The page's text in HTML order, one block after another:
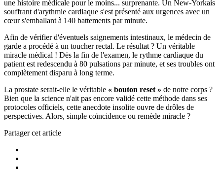
une histoire médicale pour le moins... surprenante. Un New-Yorkais
souffrant d'arythmie cardiaque s'est présenté aux urgences avec un
cœur s'emballant à 140 battements par minute.
Afin de vérifier d'éventuels saignements intestinaux, le médecin de
garde a procédé à un toucher rectal. Le résultat ? Un véritable
miracle médical ! Dès la fin de l'examen, le rythme cardiaque du
patient est redescendu à 80 pulsations par minute, et ses troubles ont
complètement disparu à long terme.
La prostate serait-elle le véritable « bouton reset » de notre corps ?
Bien que la science n'ait pas encore validé cette méthode dans ses
protocoles officiels, cette anecdote insolite ouvre de drôles de
perspectives. Alors, simple coïncidence ou remède miracle ?
Partager cet article